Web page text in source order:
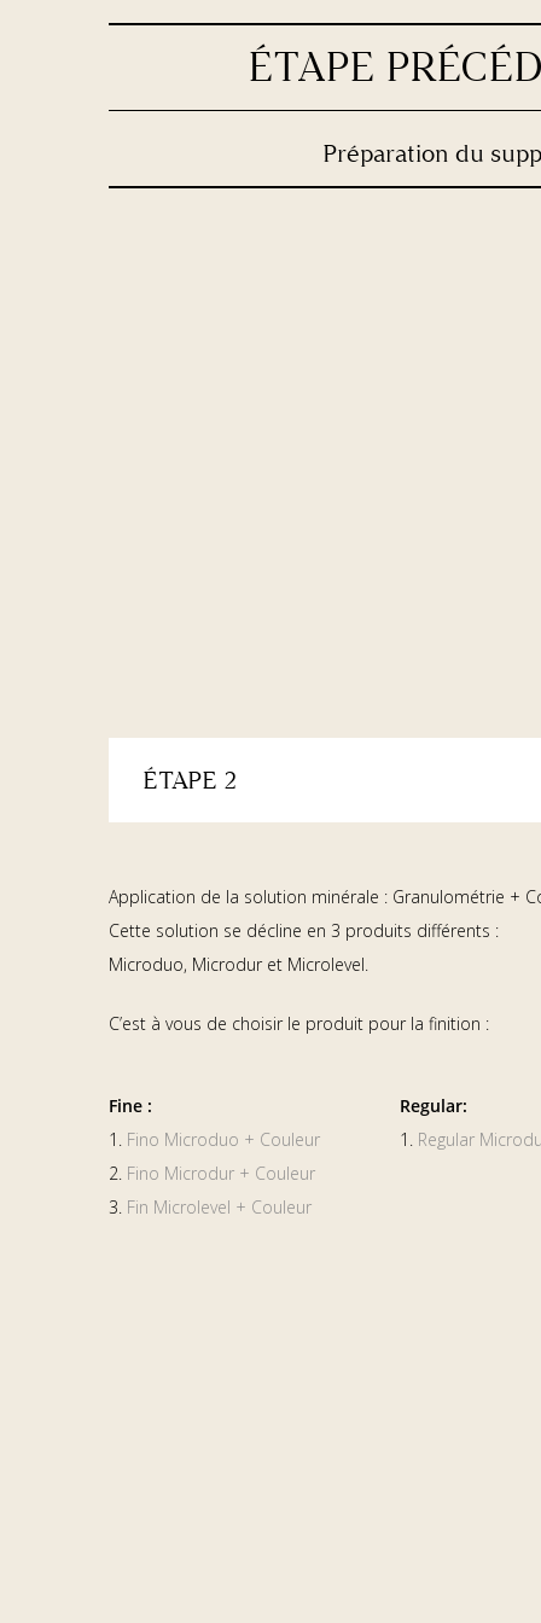
ÉTAPE
Préparation du
ÉTAPE 2
Application de la solution minérale : Granulométrie +
Cette solution se décline en 3 produits différents :
Microduo, Microdur et Microlevel.
C’est à vous de choisir le produit pour la finition :
Fine :
1. Fino Microduo + Couleur
2. Fino Microdur + Couleur
3. Fin Microlevel + Couleur
Regular:
1. Regular